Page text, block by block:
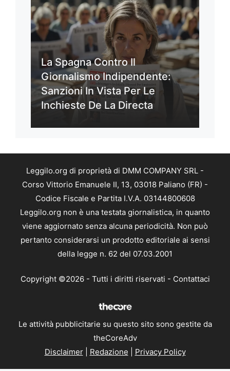
La Spagna Contro Il
Giornalismo Indipendente:
Sanzioni In Vista Per Le
Inchieste De La Directa
Leggilo.org di proprietà di DMM COMPANY SRL -
Corso Vittorio Emanuele II, 13, 03018 Paliano (FR) -
Codice Fiscale e Partita I.V.A. 03144800608
Leggilo.org non è una testata giornalistica, in quanto
viene aggiornato senza alcuna periodicità. Non può
pertanto considerarsi un prodotto editoriale ai sensi
della legge n. 62 del 07.03.2001
Copyright ©2026 - Tutti i diritti riservati - Contattaci
Le attività pubblicitarie su questo sito sono gestite da
theCoreAdv
Disclaimer| Redazione Privacy Policy